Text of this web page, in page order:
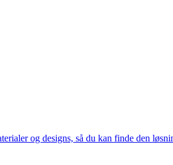
og designs, så du kan finde den